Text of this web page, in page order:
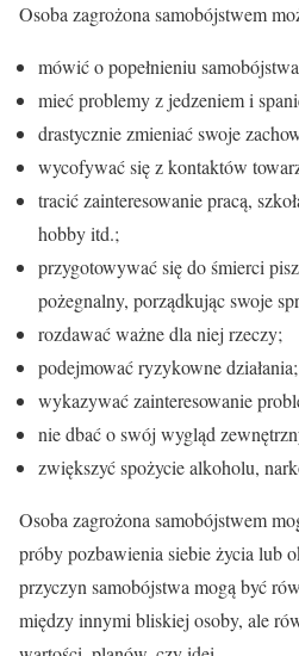
Osoba zagrożona samobójstwem
mówić o popełnieniu
mieć problemy z jedzeniem i
drastycznie zmieniać swoje
wycofywać się z kontaktów
tracić zainteresowanie pracą,
hobby itd.;
przygotowywać się do śmierci
pożegnalny, porządkując swoje
rozdawać ważne dla niej rzeczy;
podejmować ryzykowne działania;
wykazywać zainteresowanie
nie dbać o swój wygląd
zwiększyć spożycie alkoholu,
Osoba zagrożona samobójstwem
próby pozbawienia siebie życia lub
przyczyn samobójstwa mogą być
między innymi bliskiej osoby, ale